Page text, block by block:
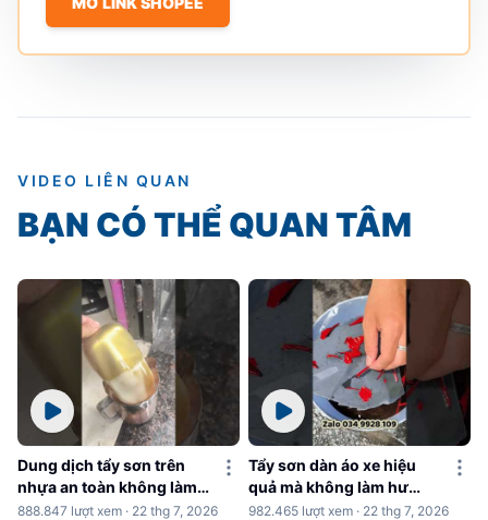
VIDEO LIÊN QUAN
BẠN CÓ THỂ QUAN TÂM
Dung dịch tẩy sơn trên
nhựa an toàn không làm
hư nhựa
888.847 lượt xem · 22 thg 7, 2026
Tẩy sơn dàn áo xe hiệu
quả mà không làm hư
nhựa
982.465 lượt xem · 22 thg 7, 2026